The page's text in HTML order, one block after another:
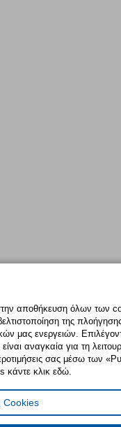
αποθήκευση όλων των
της
μας ενεργειών.
αναγκαία για τη
προτιμήσεις σας μέσω των
κάντε κλικ εδώ.
Cookies